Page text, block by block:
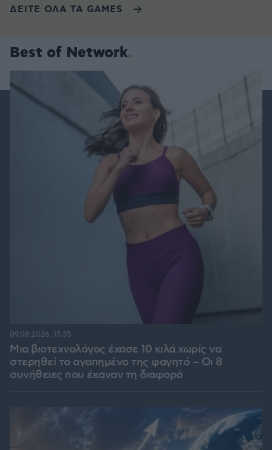
ΔΕΙΤΕ ΟΛΑ ΤΑ GAMES
Best of Network
Μια βιοτεχνολόγος έχασε 10 κιλά χωρίς να
στερηθεί το αγαπημένο της φαγητό – Οι 8
συνήθειες που έκαναν τη διαφορά
09.08.2026, 15:35